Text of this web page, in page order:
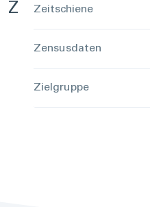
Z Zeitschiene
Zensusdaten
Zielgruppe